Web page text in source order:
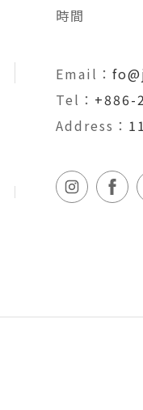
時間
Email：
Tel： +886-
Address：